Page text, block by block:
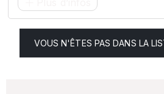
VOUS N'ÊTES PAS DANS LA